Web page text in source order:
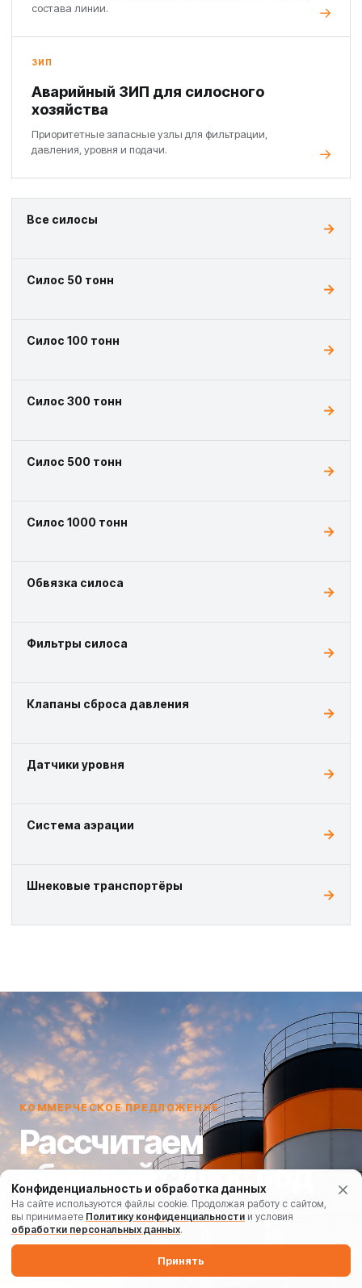
состава линии.
ЗИП
Аварийный ЗИП для силосного
хозяйства
Приоритетные запасные узлы для фильтрации,
давления, уровня и подачи.
Все силосы
Силос 50 тонн
Силос 100 тонн
Силос 300 тонн
Силос 500 тонн
Силос 1000 тонн
Обвязка силоса
Фильтры силоса
Клапаны сброса давления
Датчики уровня
Система аэрации
Шнековые транспортёры
КОММЕРЧЕСКОЕ ПРЕДЛОЖЕНИЕ
Рассчитаем
сборный силос под
ваш объект
Подготовим конфигурацию силоса сборного
исполнения по материалу, фактической
Конфиденциальность и обработка данных
На сайте используются файлы cookie. Продолжая работу с сайтом,
вы принимаете Политику конфиденциальности и условия
обработки персональных данных.
Принять